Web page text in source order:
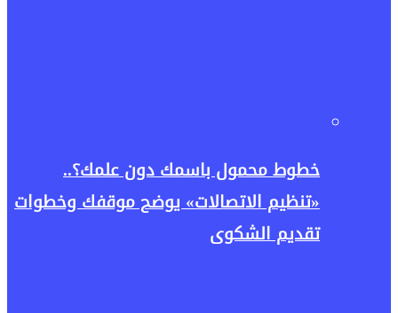
خطوط محمول باسمك دون علمك؟..
«تنظيم الاتصالات» يوضح موقفك وخطوات
تقديم الشكوى